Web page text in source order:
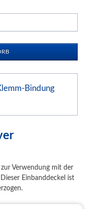
Bindung
Verwendung mit der
Einbanddeckel ist